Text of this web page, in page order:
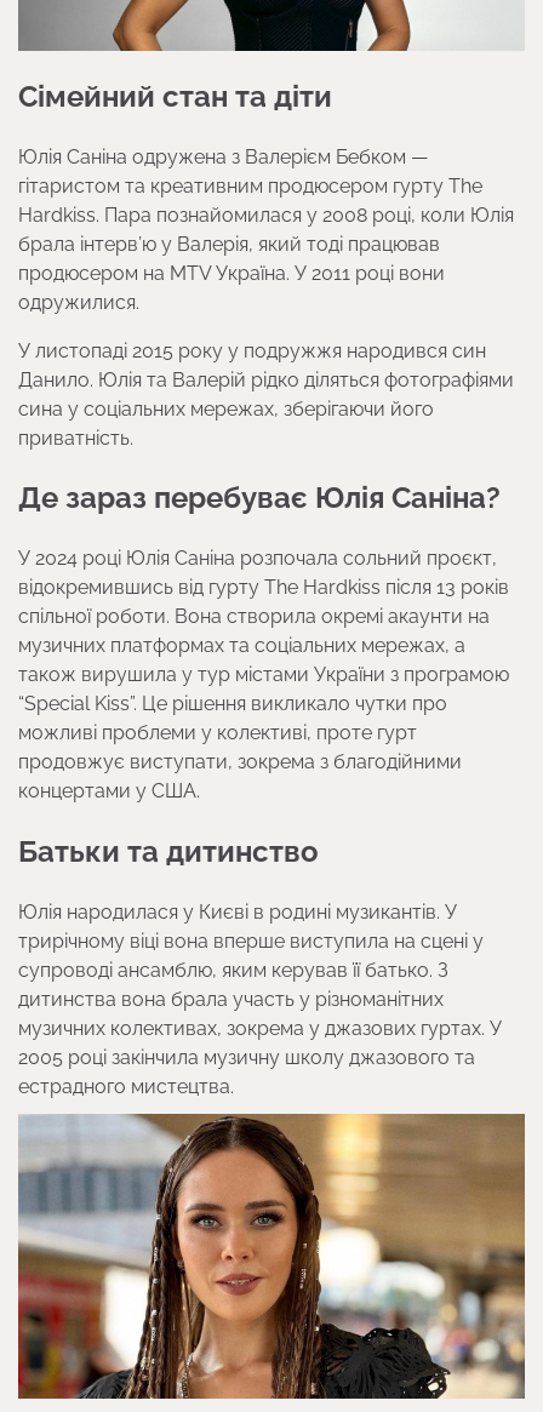
Сімейний стан та діти
Юлія Саніна одружена з Валерієм Бебком —
гітаристом та креативним продюсером гурту The
Hardkiss. Пара познайомилася у 2008 році, коли Юлія
брала інтерв’ю у Валерія, який тоді працював
продюсером на MTV Україна. У 2011 році вони
одружилися.
У листопаді 2015 року у подружжя народився син
Данило. Юлія та Валерій рідко діляться фотографіями
сина у соціальних мережах, зберігаючи його
приватність.
Де зараз перебуває Юлія Саніна?
У 2024 році Юлія Саніна розпочала сольний проєкт,
відокремившись від гурту The Hardkiss після 13 років
спільної роботи. Вона створила окремі акаунти на
музичних платформах та соціальних мережах, а
також вирушила у тур містами України з програмою
“Special Kiss”. Це рішення викликало чутки про
можливі проблеми у колективі, проте гурт
продовжує виступати, зокрема з благодійними
концертами у США.
Батьки та дитинство
Юлія народилася у Києві в родині музикантів. У
трирічному віці вона вперше виступила на сцені у
супроводі ансамблю, яким керував її батько. З
дитинства вона брала участь у різноманітних
музичних колективах, зокрема у джазових гуртах. У
2005 році закінчила музичну школу джазового та
естрадного мистецтва.